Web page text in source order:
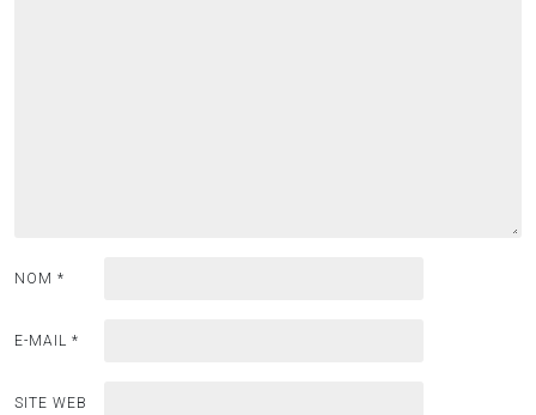
NOM *
E-MAIL *
SITE WEB